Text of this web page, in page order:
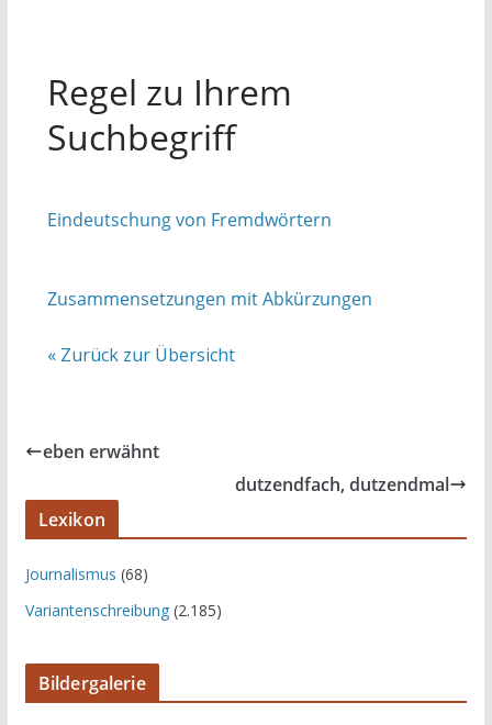
Regel zu Ihrem
Suchbegriff
Eindeutschung von Fremdwörtern
Zusammensetzungen mit Abkürzungen
« Zurück zur Übersicht
eben erwähnt
dutzendfach, dutzendmal
Lexikon
Journalismus (68)
Variantenschreibung(2.185)
Bildergalerie